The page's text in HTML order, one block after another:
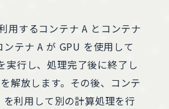
用するコンテナ A とコンテナ
テナ A が GPU を使用して
実行し、処理完了後に終了し
解放します。その後、コンテ
利用して別の計算処理を行